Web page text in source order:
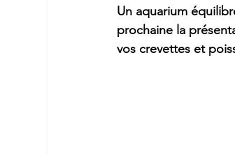
Un aquarium
prochaine la
vos crevettes et